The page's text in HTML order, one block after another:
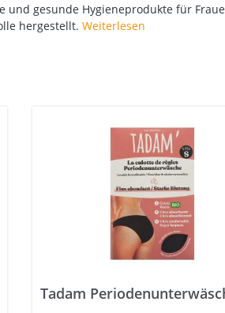
und gesunde Hygieneprodukte für
hergestellt. Weiterlesen
Tadam